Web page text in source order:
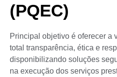
(PQEC)
Principal objetivo é oferecer a
total transparência, ética e
disponibilizando soluções
na execução dos serviços